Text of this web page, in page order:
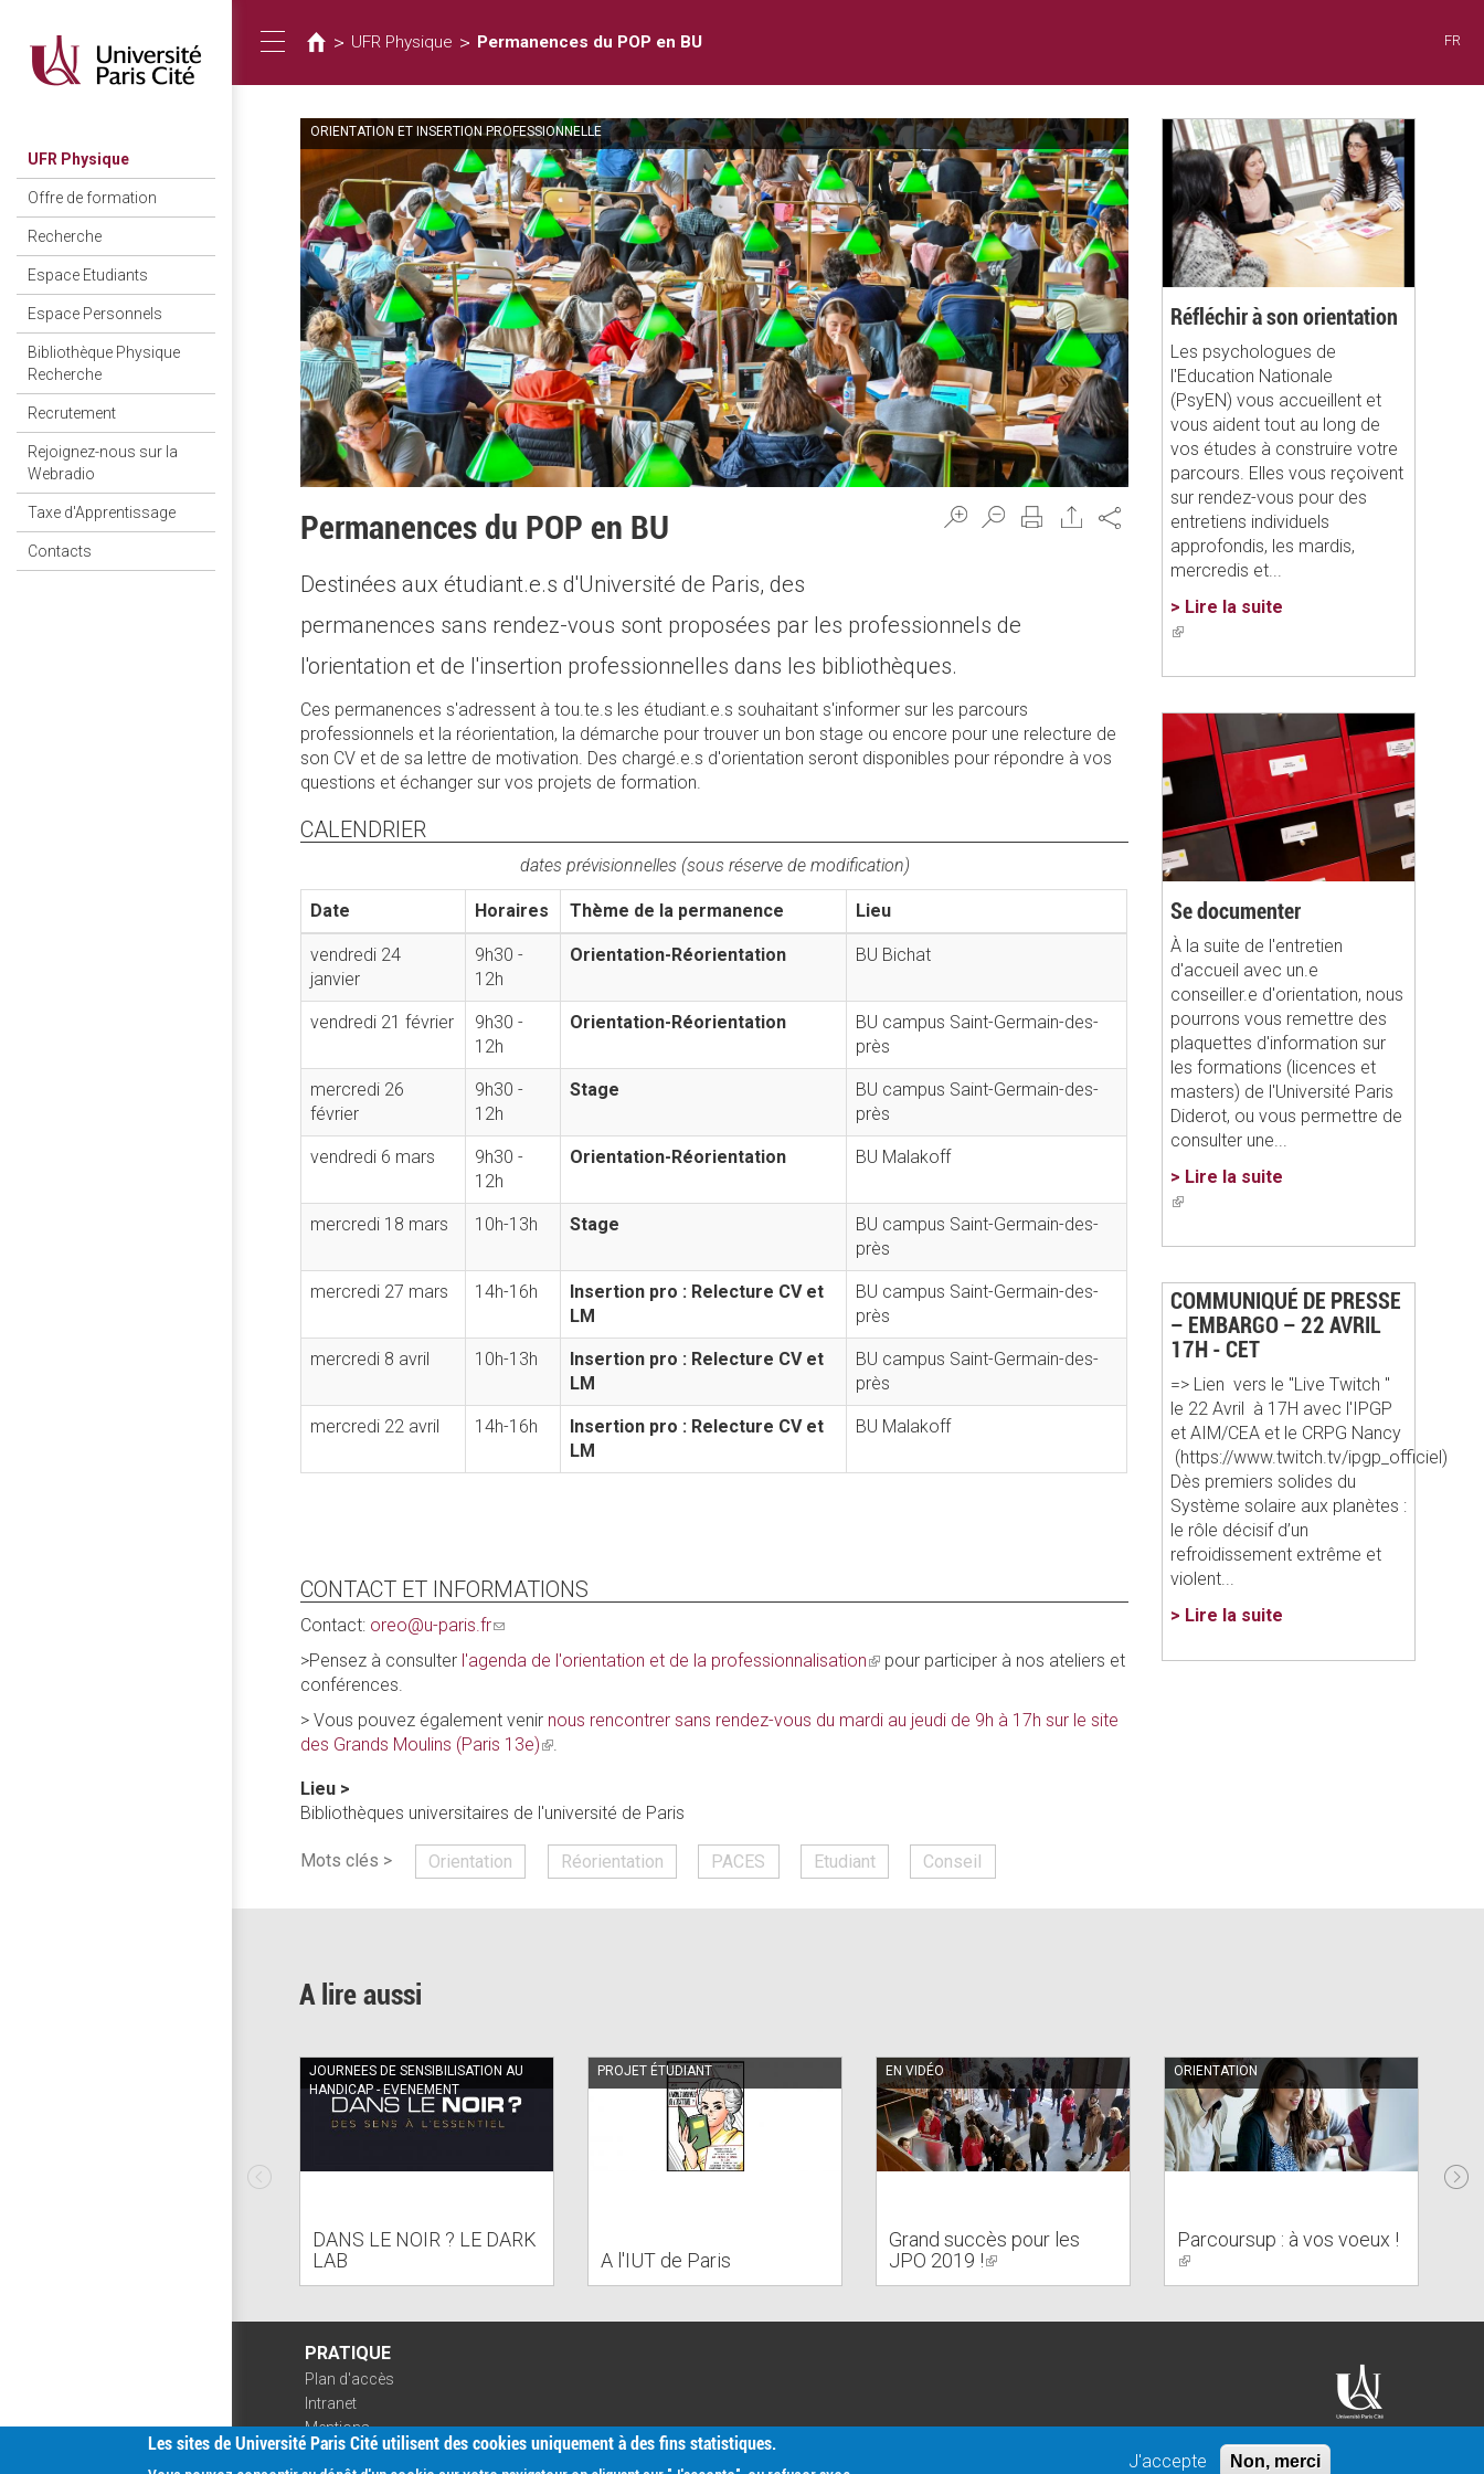
main
content
UFR Physique
Offre de formation
Recherche
Espace Etudiants
Espace Personnels
Bibliothèque Physique
Recherche
Recrutement
Rejoignez-nous sur la
Webradio
Taxe d'Apprentissage
Contacts
Toggle
navigation
are
here
> UFR Physique > Permanences du POP en BU FR
ORIENTATION ET INSERTION PROFESSIONNELLE
Share
Permanences du POP en BU
Destinées aux étudiant.e.s d'Université de Paris, des
permanences sans rendez-vous sont proposées par les professionnels de
l'orientation et de l'insertion professionnelles dans les bibliothèques.
Ces permanences s'adressent à tou.te.s les étudiant.e.s souhaitant s'informer sur les parcours
professionnels et la réorientation, la démarche pour trouver un bon stage ou encore pour une relecture de
son CV et de sa lettre de motivation. Des chargé.e.s d'orientation seront disponibles pour répondre à vos
questions et échanger sur vos projets de formation.
CALENDRIER
dates prévisionnelles (sous réserve de modification)
Date Horaires Thème de la permanence Lieu
vendredi 24
janvier
9h30 -
12h
Orientation-Réorientation BU Bichat
vendredi 21 février
9h30 -
12h
Orientation-Réorientation
BU campus Saint-Germain-des-
près
mercredi 26
février
9h30 -
12h
Stage
BU campus Saint-Germain-des-
près
vendredi 6 mars
9h30 -
12h
Orientation-Réorientation BU Malakoff
mercredi 18 mars 10h-13h Stage
BU campus Saint-Germain-des-
près
mercredi 27 mars 14h-16h
Insertion pro : Relecture CV et
LM
BU campus Saint-Germain-des-
près
mercredi 8 avril 10h-13h
Insertion pro : Relecture CV et
LM
BU campus Saint-Germain-des-
près
mercredi 22 avril 14h-16h
Insertion pro : Relecture CV et
LM
BU Malakoff
CONTACT ET INFORMATIONS
Contact: oreo@u-paris.fr(link
sends
>Pensez à consulter l'agenda de l'orientation et de la professionnalisation(link
external)
pour participer à nos ateliers et
conférences.
> Vous pouvez également venir nous rencontrer sans rendez-vous du mardi au jeudi de 9h à 17h sur le site
des Grands Moulins (Paris 13e)(link
.
Lieu >
Bibliothèques universitaires de l'université de Paris
Mots clés > Orientation Réorientation PACES Etudiant Conseil
Réfléchir à son orientation
Les psychologues de
l'Education Nationale
(PsyEN) vous accueillent et
vous aident tout au long de
vos études à construire votre
parcours. Elles vous reçoivent
sur rendez-vous pour des
entretiens individuels
approfondis, les mardis,
mercredis et...
> Lire la suite
(link
external)
Se documenter
À la suite de l'entretien
d'accueil avec un.e
conseiller.e d'orientation, nous
pourrons vous remettre des
plaquettes d'information sur
les formations (licences et
masters) de l'Université Paris
Diderot, ou vous permettre de
consulter une...
> Lire la suite
(link
external)
COMMUNIQUÉ DE PRESSE
– EMBARGO – 22 AVRIL
17H - CET
=> Lien vers le "Live Twitch "
le 22 Avril à 17H avec l'IPGP
et AIM/CEA et le CRPG Nancy
(https://www.twitch.tv/ipgp_officiel)
Dès premiers solides du
Système solaire aux planètes :
le rôle décisif d’un
refroidissement extrême et
violent...
> Lire la suite
A lire aussi
JOURNEES DE SENSIBILISATION AU
HANDICAP - EVENEMENT
DANS LE NOIR ? LE DARK
LAB
PROJET ÉTUDIANT
A l'IUT de Paris
EN VIDÉO
Grand succès pour les
JPO 2019 !(link
is
ORIENTATION
Parcoursup : à vos voeux !
(link
is
PRATIQUE
Plan d'accès
Intranet
Mentions
légales
Données
Les sites de Université Paris Cité utilisent des cookies uniquement à des fins statistiques.
J'accepte Non, merci